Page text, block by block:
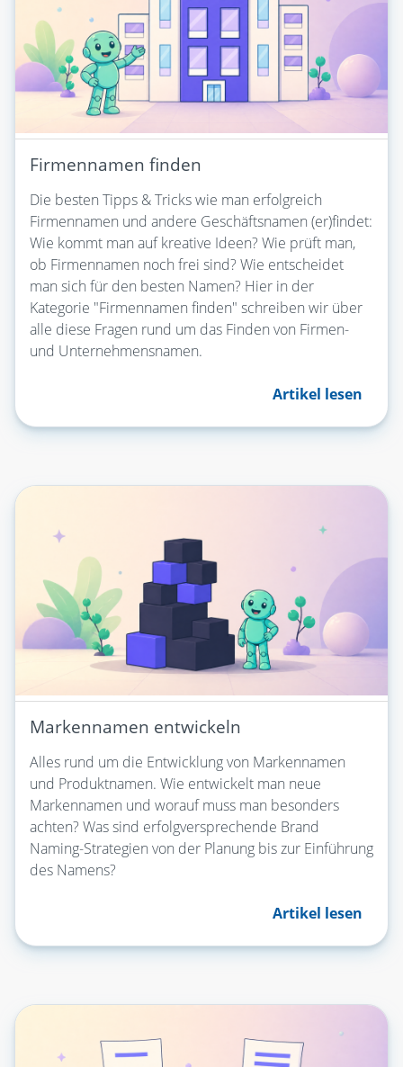
Firmennamen finden
Die besten Tipps & Tricks wie man erfolgreich
Firmennamen und andere Geschäftsnamen (er)findet:
Wie kommt man auf kreative Ideen? Wie prüft man,
ob Firmennamen noch frei sind? Wie entscheidet
man sich für den besten Namen? Hier in der
Kategorie "Firmennamen finden" schreiben wir über
alle diese Fragen rund um das Finden von Firmen-
und Unternehmensnamen.
Artikel lesen
Markennamen entwickeln
Alles rund um die Entwicklung von Markennamen
und Produktnamen. Wie entwickelt man neue
Markennamen und worauf muss man besonders
achten? Was sind erfolgversprechende Brand
Naming-Strategien von der Planung bis zur Einführung
des Namens?
Artikel lesen